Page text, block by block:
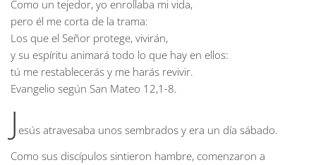
Como un tejedor, yo enrollaba mi vida,
pero él me corta de la trama:
Los que el Señor protege, vivirán,
y su espíritu animará todo lo que hay en ellos:
tú me restablecerás y me harás revivir.
Evangelio según San Mateo 12,1-8.
J esús atravesaba unos sembrados y era un día sábado.
Como sus discípulos sintieron hambre, comenzaron a